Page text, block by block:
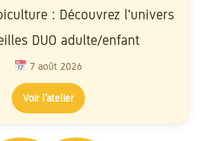
: Découvrez l'univers
DUO adulte/enfant
7 août 2026
Voir l’atelier